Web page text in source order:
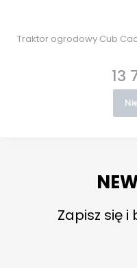
Traktor ogrodowy Cub
13
Zapisz się